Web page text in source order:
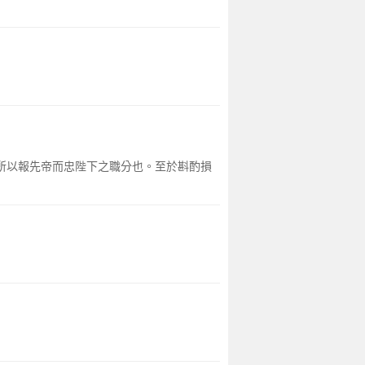
報先帝而忠陛下之職分也。至於斟酌損